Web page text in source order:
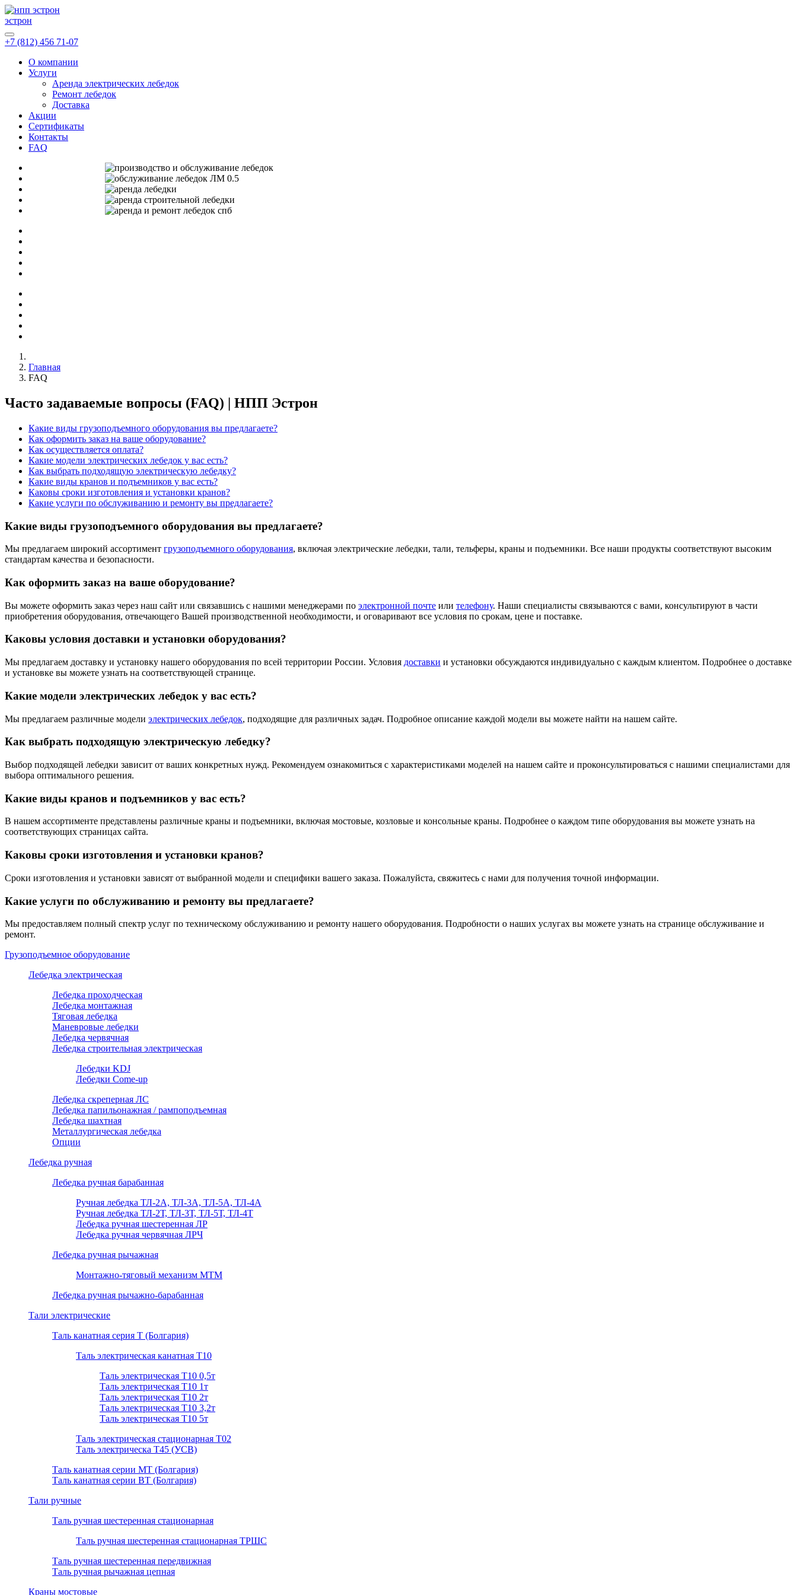
эстрон
+7 (812) 456 71-07
О компании
Услуги
Аренда электрических лебедок
Ремонт лебедок
Доставка
Акции
Сертификаты
Контакты
FAQ
Главная
FAQ
Часто задаваемые вопросы (FAQ) | НПП Эстрон
Какие виды грузоподъемного оборудования вы предлагаете?
Как оформить заказ на ваше оборудование?
Как осуществляется оплата?
Какие модели электрических лебедок у вас есть?
Как выбрать подходящую электрическую лебедку?
Какие виды кранов и подъемников у вас есть?
Каковы сроки изготовления и установки кранов?
Какие услуги по обслуживанию и ремонту вы предлагаете?
Какие виды грузоподъемного оборудования вы предлагаете?
Мы предлагаем широкий ассортимент грузоподъемного оборудования, включая электрические лебедки, тали, тельферы, краны и подъемники. Все наши продукты соответствуют высоким
стандартам качества и безопасности.
Как оформить заказ на ваше оборудование?
Вы можете оформить заказ через наш сайт или связавшись с нашими менеджерами по электронной почте или телефону. Наши специалисты связываются с вами, консультируют в части
приобретения оборудования, отвечающего Вашей производственной необходимости, и оговаривают все условия по срокам, цене и поставке.
Каковы условия доставки и установки оборудования?
Мы предлагаем доставку и установку нашего оборудования по всей территории России. Условия доставки и установки обсуждаются индивидуально с каждым клиентом. Подробнее о доставке
и установке вы можете узнать на соответствующей странице.
Какие модели электрических лебедок у вас есть?
Мы предлагаем различные модели электрических лебедок, подходящие для различных задач. Подробное описание каждой модели вы можете найти на нашем сайте.
Как выбрать подходящую электрическую лебедку?
Выбор подходящей лебедки зависит от ваших конкретных нужд. Рекомендуем ознакомиться с характеристиками моделей на нашем сайте и проконсультироваться с нашими специалистами для
выбора оптимального решения.
Какие виды кранов и подъемников у вас есть?
В нашем ассортименте представлены различные краны и подъемники, включая мостовые, козловые и консольные краны. Подробнее о каждом типе оборудования вы можете узнать на
соответствующих страницах сайта.
Каковы сроки изготовления и установки кранов?
Сроки изготовления и установки зависят от выбранной модели и специфики вашего заказа. Пожалуйста, свяжитесь с нами для получения точной информации.
Какие услуги по обслуживанию и ремонту вы предлагаете?
Мы предоставляем полный спектр услуг по техническому обслуживанию и ремонту нашего оборудования. Подробности о наших услугах вы можете узнать на странице обслуживание и
ремонт.
Грузоподъемное оборудование
Лебедка электрическая
Лебедка проходческая
Лебедка монтажная
Тяговая лебедка
Маневровые лебедки
Лебедка червячная
Лебедка строительная электрическая
Лебедки KDJ
Лебедки Come-up
Лебедка скреперная ЛС
Лебедка папильонажная / рампоподъемная
Лебедка шахтная
Металлургическая лебедка
Опции
Лебедка ручная
Лебедка ручная барабанная
Ручная лебедка ТЛ-2А, ТЛ-3А, ТЛ-5А, ТЛ-4А
Ручная лебедка ТЛ-2Т, ТЛ-3Т, ТЛ-5Т, ТЛ-4Т
Лебедка ручная шестеренная ЛР
Лебедка ручная червячная ЛРЧ
Лебедка ручная рычажная
Монтажно-тяговый механизм МТМ
Лебедка ручная рычажно-барабанная
Тали электрические
Таль канатная серия Т (Болгария)
Таль электрическая канатная Т10
Таль электрическая Т10 0,5т
Таль электрическая Т10 1т
Таль электрическая Т10 2т
Таль электрическая Т10 3,2т
Таль электрическая Т10 5т
Таль электрическая стационарная Т02
Таль электрическа T45 (УСВ)
Таль канатная серии МТ (Болгария)
Таль канатная серии ВТ (Болгария)
Тали ручные
Таль ручная шестеренная стационарная
Таль ручная шестеренная стационарная ТРШС
Таль ручная шестеренная передвижная
Таль ручная рычажная цепная
Краны мостовые